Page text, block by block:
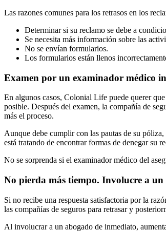
Las razones comunes para los retrasos en los
Determinar si su reclamo se debe a
Se necesita más información sobre las
No se envían formularios.
Los formularios están llenos
Examen por un examinador médico
En algunos casos, Colonial Life puede querer
posible. Después del examen, la compañía de
más el proceso.
Aunque debe cumplir con las pautas de su
está tratando de encontrar formas de denegar su
No se sorprenda si el examinador médico del
No pierda más tiempo. Involucre a
Si no recibe una respuesta satisfactoria por la
las compañías de seguros para retrasar y
Al involucrar a un abogado de inmediato,